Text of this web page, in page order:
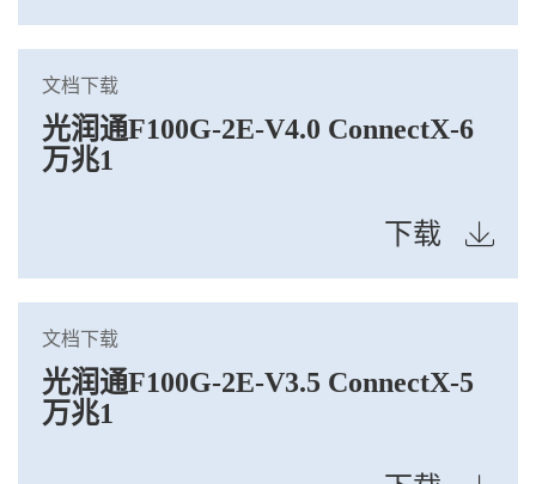
文档下载
光润通F100G-2E-V4.0 ConnectX-6
万兆1
下载
文档下载
光润通F100G-2E-V3.5 ConnectX-5
万兆1